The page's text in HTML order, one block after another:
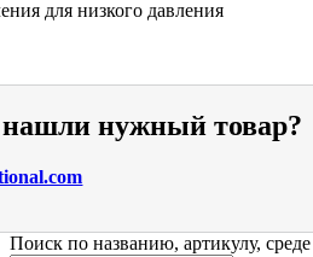
для низкого давления
нужный товар?
Поиск по названию, артикулу,